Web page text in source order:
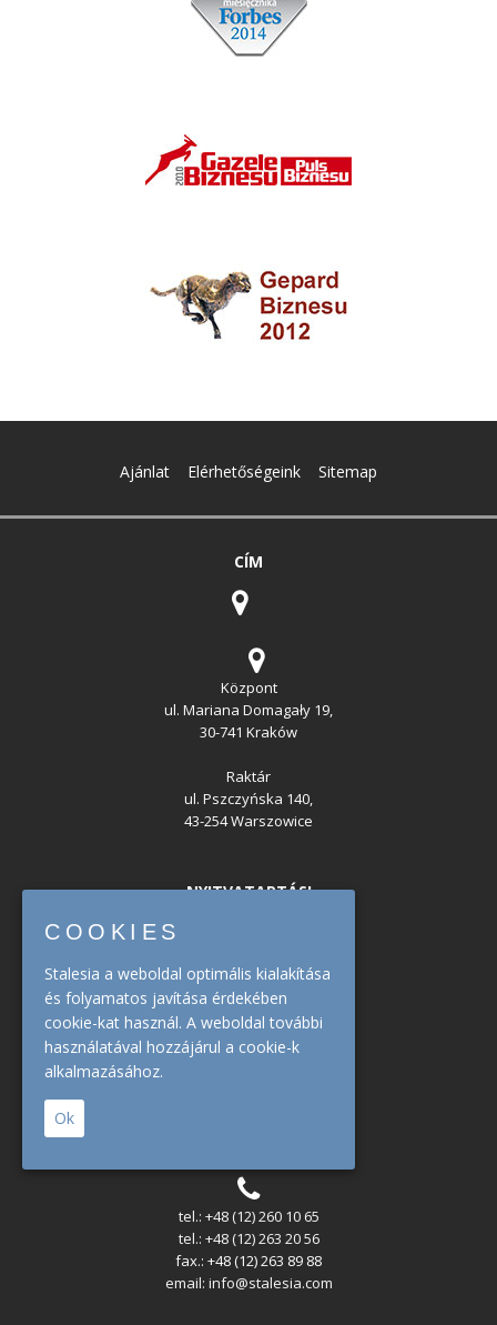
COOKIES
Stalesia a weboldal optimális kialakítása
és folyamatos javítása érdekében
cookie-kat használ. A weboldal további
használatával hozzájárul a cookie-k
alkalmazásához.
Ok
Ajánlat Elérhetőségeink Sitemap
CÍM
Központ
ul. Mariana Domagały 19,
30-741 Kraków
Raktár
ul. Pszczyńska 140,
43-254 Warszowice
NYITVATARTÁSI
Központ
mon. - fri. : 08:00 - 16:30
Raktár
tel.: +48 (12) 260 10 65
tel.: +48 (12) 263 20 56
fax.: +48 (12) 263 89 88
email: info@stalesia.com